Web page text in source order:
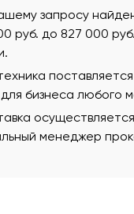
запросу
руб. до 827 000
бизнеса любого
менеджер